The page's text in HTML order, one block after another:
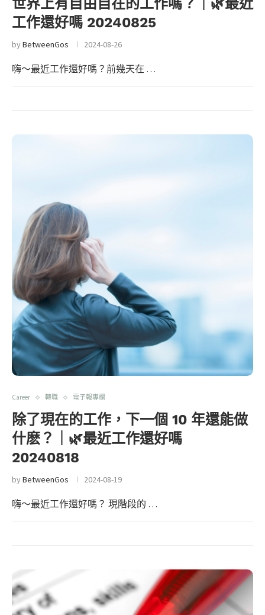
世界上有自由自在的工作嗎？｜🌿最近
工作還好嗎 20240825
byBetweenGos 2024-08-26
嗨～最近工作還好嗎？前幾天在 …
Career 轉職 電子報專欄
除了現在的工作，下一個 10 年還能做
什麽？｜🌿最近工作還好嗎
20240818
byBetweenGos 2024-08-19
嗨～最近工作還好嗎？ 現階段的 …